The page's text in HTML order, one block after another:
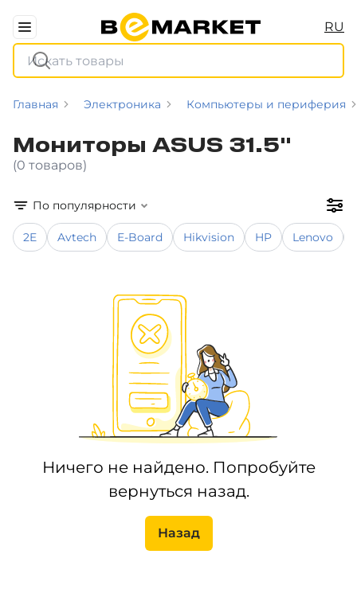
RU
Главная Электроника Компьютеры и периферия
Мониторы ASUS 31.5"
(0 товаров)
По популярности
2E Avtech E-Board Hikvision HP Lenovo
Ничего не найдено. Попробуйте
вернуться назад.
Назад